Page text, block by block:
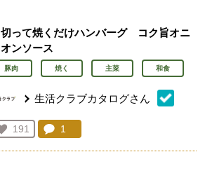
切って焼くだけハンバーグ コク旨オニ
オンソース
豚肉 焼く 主菜 和食
生活クラブカタログさん
お気に入り登録：
191
人が登録
コメント：
1